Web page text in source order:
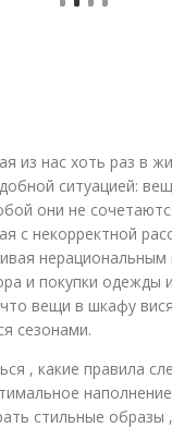
из нас хоть раз в
ситуацией:
они не
с некорректной
и покупки одежды
вещи в шкафу
сезонами.
, какие правила
стильные образы